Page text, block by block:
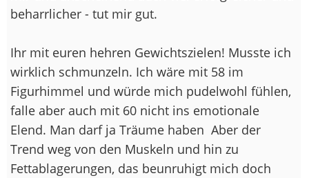
beharrlicher - tut mir gut.
Ihr mit euren hehren Gewichtszielen! Musste ich
wirklich schmunzeln. Ich wäre mit 58 im
Figurhimmel und würde mich pudelwohl fühlen,
falle aber auch mit 60 nicht ins emotionale
Elend. Man darf ja Träume haben Aber der
Trend weg von den Muskeln und hin zu
Fettablagerungen, das beunruhigt mich doch